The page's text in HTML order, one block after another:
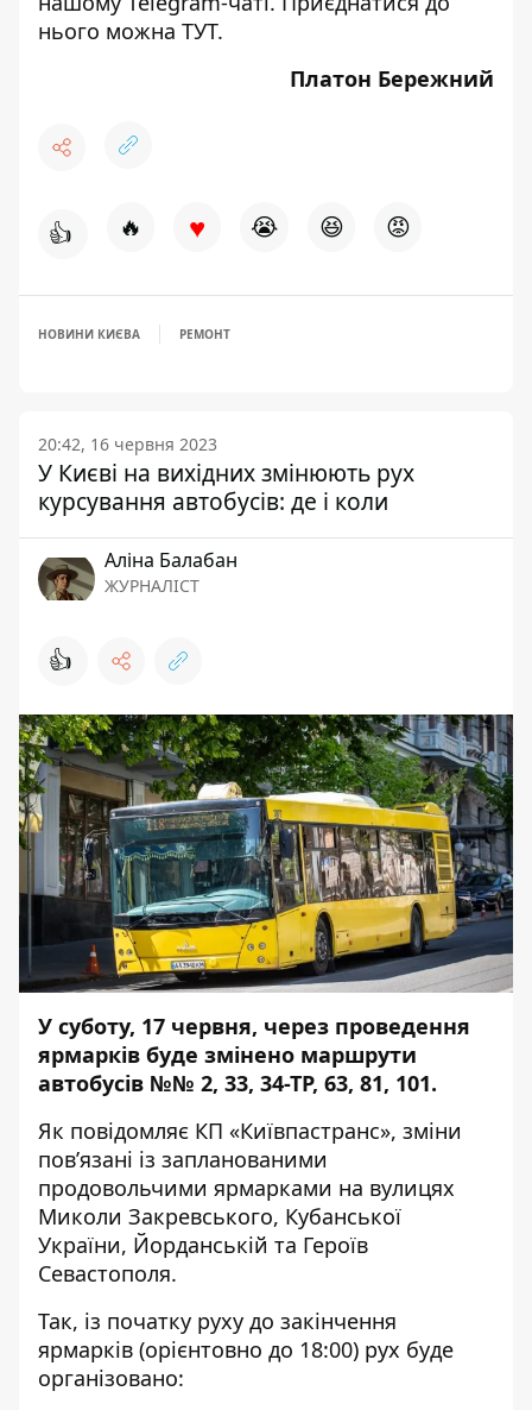
нього можна ТУТ.
Платон Бережний
👍 🔥 ♥ 😭 😆 😡
НОВИНИ КИЄВА РЕМОНТ
20:42, 16 червня 2023
У Києві на вихідних змінюють рух
курсування автобусів: де і коли
Аліна Балабан
ЖУРНАЛІСТ
👍
У суботу, 17 червня, через проведення
ярмарків буде змінено маршрути
автобусів №№ 2, 33, 34-ТР, 63, 81, 101.
Як повідомляє КП «Київпастранс», зміни
пов’язані із запланованими
продовольчими ярмарками на вулицях
Миколи Закревського, Кубанської
України, Йорданській та Героїв
Севастополя.
Так, із початку руху до закінчення
ярмарків (орієнтовно до 18:00) рух буде
організовано: